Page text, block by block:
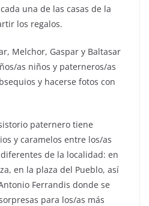
una de las casas de la
los regalos.
Melchor, Gaspar y Baltasar
as niños y paterneros/as
y hacerse fotos con
paternero tiene
y caramelos entre los/as
de la localidad: en
en la plaza del Pueblo, así
Ferrandis donde se
para los/as más